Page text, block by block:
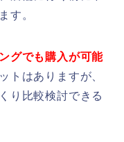
す。
グでも購入が可能
トはありますが、
り比較検討できる